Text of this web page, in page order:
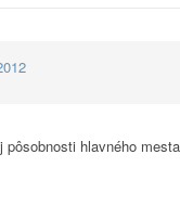
hlavného